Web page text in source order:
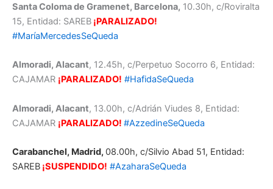
Santa Coloma de Gramenet, Barcelona, 10.30h, c/Roviralta
15, Entidad: SAREB ¡PARALIZADO!
#MaríaMercedesSeQueda
Almoradi, Alacant, 12.45h, c/Perpetuo Socorro 6, Entidad:
CAJAMAR ¡PARALIZADO! #HafidaSeQueda
Almoradi, Alacant, 13.00h, c/Adrián Viudes 8, Entidad:
CAJAMAR ¡PARALIZADO! #AzzedineSeQueda
Carabanchel, Madrid, 08.00h, c/Silvio Abad 51, Entidad:
SAREB ¡SUSPENDIDO! #AzaharaSeQueda